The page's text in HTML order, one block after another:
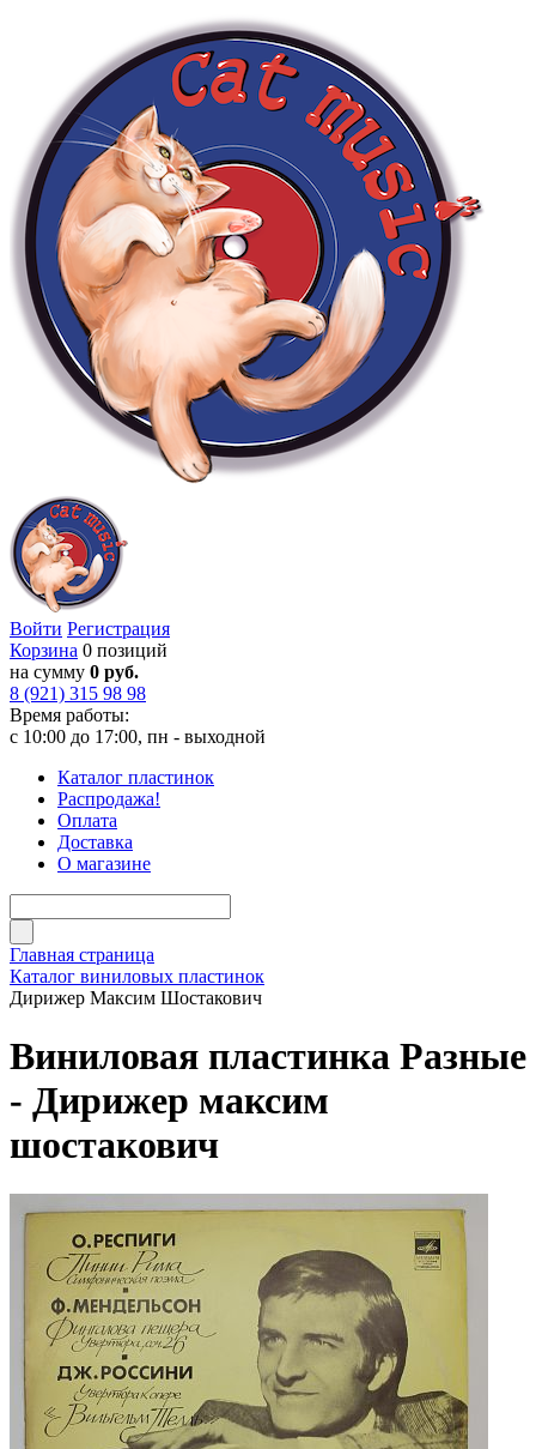
Войти Регистрация
Корзина 0 позиций
на сумму 0 руб.
8 (921) 315 98 98
Время работы:
с 10:00 до 17:00, пн - выходной
Каталог пластинок
Распродажа!
Оплата
Доставка
О магазине
Главная страница
Каталог виниловых пластинок
Дирижер Максим Шостакович
Виниловая пластинка Разные
- Дирижер максим
шостакович